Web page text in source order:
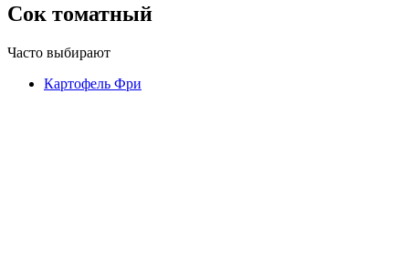
Сок томатный
Часто выбирают
Картофель Фри